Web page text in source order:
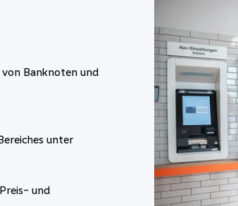
von Banknoten und
unter
und